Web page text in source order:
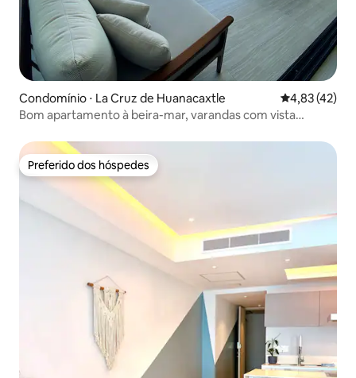
Condomínio ⋅ La Cruz de Huanacaxtle 4,83 de uma
4,83 (42)
Bom apartamento à beira-mar, varandas com vista
Preferido dos hóspedes
Preferido dos hóspedes